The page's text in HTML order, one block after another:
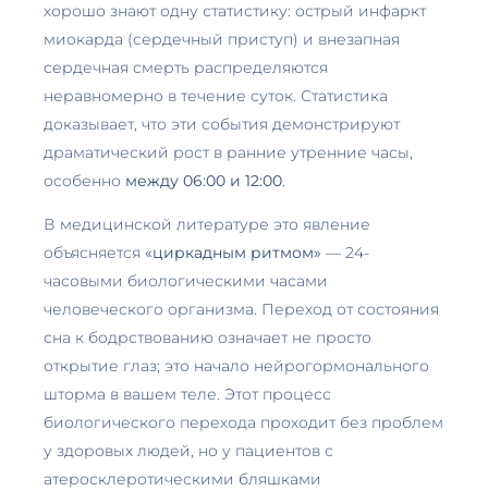
хорошо знают одну статистику: острый инфаркт
миокарда (сердечный приступ) и внезапная
сердечная смерть распределяются
неравномерно в течение суток. Статистика
доказывает, что эти события демонстрируют
драматический рост в ранние утренние часы,
особенно между 06:00 и 12:00.
В медицинской литературе это явление
объясняется «циркадным ритмом» — 24-
часовыми биологическими часами
человеческого организма. Переход от состояния
сна к бодрствованию означает не просто
открытие глаз; это начало нейрогормонального
шторма в вашем теле. Этот процесс
биологического перехода проходит без проблем
у здоровых людей, но у пациентов с
атеросклеротическими бляшками